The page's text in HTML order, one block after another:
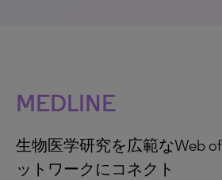
MEDLINE
生物医学研究を広範なWeb
ットワークにコネクト